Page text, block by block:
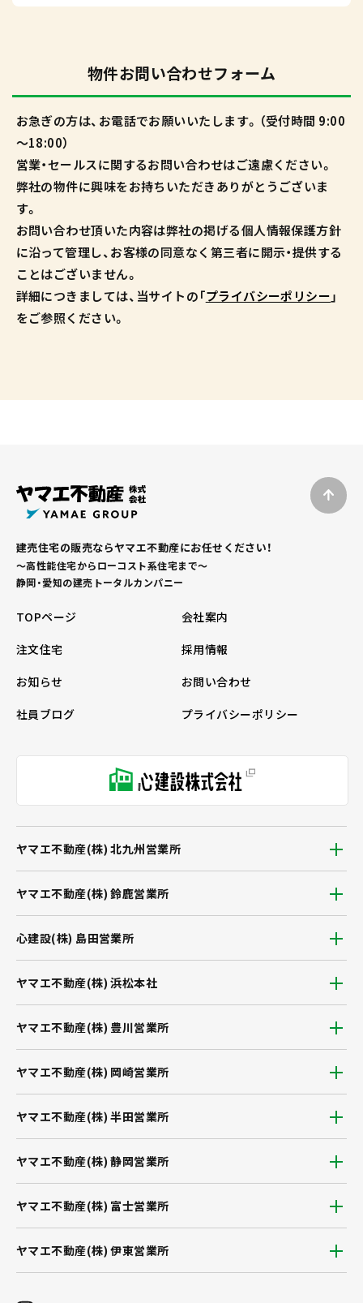
物件お問い合わせフォーム
お急ぎの方は、お電話でお願いいたします。（受付時間 9:00
～18:00）
営業・セールスに関するお問い合わせはご遠慮ください。
弊社の物件に興味をお持ちいただきありがとうございま
す。
お問い合わせ頂いた内容は弊社の掲げる個人情報保護方針
に沿って管理し、お客様の同意なく第三者に開示・提供する
ことはございません。
詳細につきましては、当サイトの「プライバシーポリシー」
をご参照ください。
建売住宅の販売ならヤマエ不動産にお任せください！
～高性能住宅からローコスト系住宅まで～
静岡・愛知の建売トータルカンパニー
TOPページ
会社案内
注文住宅
採用情報
お知らせ
お問い合わせ
社員ブログ
プライバシーポリシー
ヤマエ不動産(株) 浜松本社
ヤマエ不動産(株) 静岡営業所
ヤマエ不動産(株) 豊川営業所
ヤマエ不動産(株) 富士営業所
ヤマエ不動産(株) 岡崎営業所
ヤマエ不動産(株) 伊東営業所
ヤマエ不動産(株) 半田営業所
ヤマエ不動産(株) 北九州営業所
ヤマエ不動産(株) 鈴鹿営業所
心建設(株) 島田営業所